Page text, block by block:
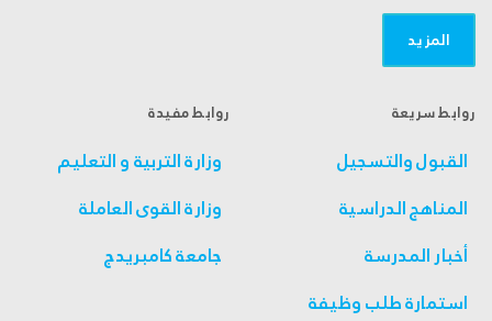
المزید
روابط مفيدة
وزارة التربية و التعليم
وزارة القوى العاملة
جامعة كامبريدج
روابط سريعة
القبول والتسجيل
المناهج الدراسية
أخبار المدرسة
استمارة طلب وظيفة